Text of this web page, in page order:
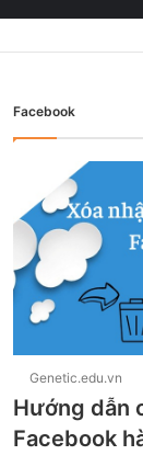
Facebook
Genetic.edu.vn
Hướng dẫn
Facebook